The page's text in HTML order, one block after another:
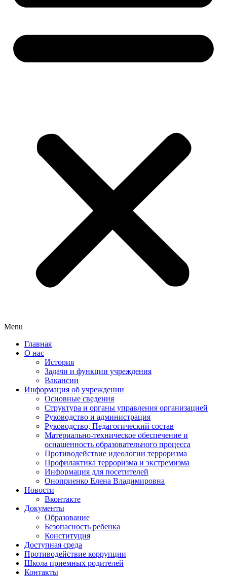
Menu
Главная
О нас
История
Задачи и функции учреждения
Вакансии
Информация об учреждении
Основные сведения
Структура и органы управления организацией
Руководство и администрация
Руководство, Педагогический состав
Материально-техническое обеспечение и
оснащенность образовательного процесса
Противодействие идеологии терроризма
Профилактика терроризма и экстремизма
Информация для посетителей
Оноприенко Елена Владимировна
Новости
Вконтакте
Документы
Образование
Безопасность ребенка
Конституция
Доступная среда
Противодействие коррупции
Школа приемных родителей
Контакты